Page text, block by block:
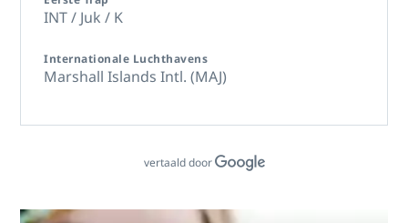
INT / Juk / K
Internationale Luchthavens
Marshall Islands Intl. (MAJ)
vertaald door